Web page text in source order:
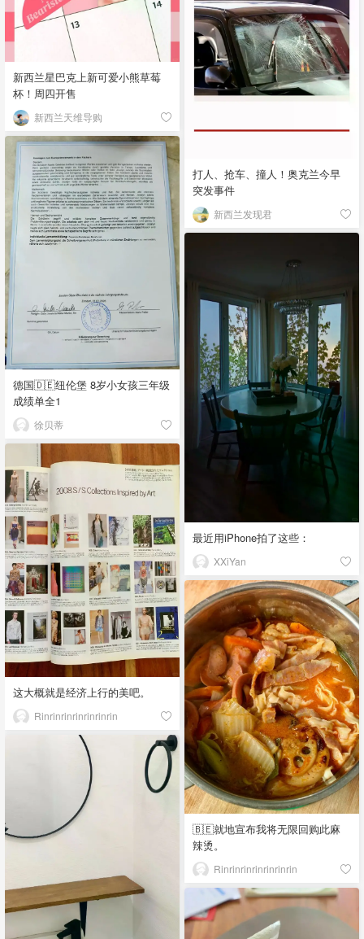
新西兰星巴克上新可爱小熊草莓
杯！周四开售
新西兰天维导购
打人、抢车、撞人！奥克兰今早
突发事件
新西兰发现君
德国🇩🇪纽伦堡 8岁小女孩三年级
成绩单全1
徐贝蒂
最近用iPhone拍了这些：
XXiYan
这大概就是经济上行的美吧。
Rinrinrinrinrinrinrin
🇧🇪就地宣布我将无限回购此麻
辣烫。
Rinrinrinrinrinrinrin